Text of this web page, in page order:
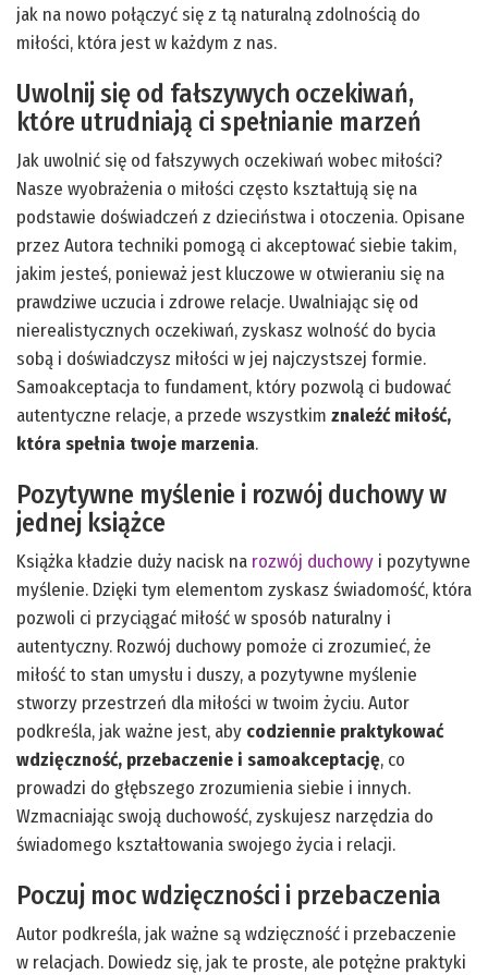
jak na nowo połączyć się z tą naturalną zdolnością do
miłości, która jest w każdym z nas.
Uwolnij się od fałszywych oczekiwań,
które utrudniają ci spełnianie marzeń
Jak uwolnić się od fałszywych oczekiwań wobec miłości?
Nasze wyobrażenia o miłości często kształtują się na
podstawie doświadczeń z dzieciństwa i otoczenia. Opisane
przez Autora techniki pomogą ci akceptować siebie takim,
jakim jesteś, ponieważ jest kluczowe w otwieraniu się na
prawdziwe uczucia i zdrowe relacje. Uwalniając się od
nierealistycznych oczekiwań, zyskasz wolność do bycia
sobą i doświadczysz miłości w jej najczystszej formie.
Samoakceptacja to fundament, który pozwolą ci budować
autentyczne relacje, a przede wszystkim znaleźć miłość,
która spełnia twoje marzenia.
Pozytywne myślenie i rozwój duchowy w
jednej książce
Książka kładzie duży nacisk na rozwój duchowy i pozytywne
myślenie. Dzięki tym elementom zyskasz świadomość, która
pozwoli ci przyciągać miłość w sposób naturalny i
autentyczny. Rozwój duchowy pomoże ci zrozumieć, że
miłość to stan umysłu i duszy, a pozytywne myślenie
stworzy przestrzeń dla miłości w twoim życiu. Autor
podkreśla, jak ważne jest, aby codziennie praktykować
wdzięczność, przebaczenie i samoakceptację, co
prowadzi do głębszego zrozumienia siebie i innych.
Wzmacniając swoją duchowość, zyskujesz narzędzia do
świadomego kształtowania swojego życia i relacji.
Poczuj moc wdzięczności i przebaczenia
Autor podkreśla, jak ważne są wdzięczność i przebaczenie
w relacjach. Dowiedz się, jak te proste, ale potężne praktyki